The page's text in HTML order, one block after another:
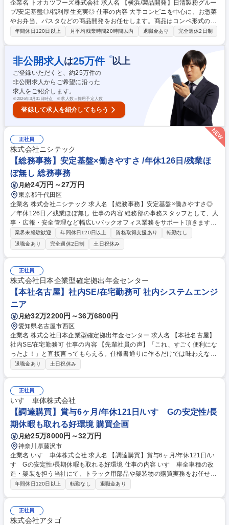
企業名 トオカツフーズ株式会社 求人名 【横浜/製品開発】日清製粉グルー
プ/安定基盤◎/福利厚生充実◎ 仕事の内容 大手コンビニを中心に、お惣菜
やお弁当、パスタなどの商品開発をお任せします。商品はコンペ形式のも
のと、お客様と共同開発を行うものの2種類があります。採用された商品
しましょう。 【仕事の流れ】大手コンビニの担当者様と商品の打合せ →
コンセプト決定 → 試作品作成 → 原価、卸値、売価を決定 → プレゼン資
料を作成 → 営業担当と一緒にプレゼンへ → プレゼンが通ったら商談成立
→ 約2カ月～3カ月後に店頭販売へ ※1つの商品を作るのにかかる期間は、
商品によって差はあるものの、だいたい開発～発売まで半年くらいのイメ
ージです。 募集職種 【横浜/製品開発】日清製粉グループ/安定基盤◎/福利
厚生充実◎
年間休日120日以上 月平均残業時間20時間以内 退職金あり 完全週休2日制
非公開求人 は25万件 ※以上
ご登録いただくと、約25万件の
非公開求人からご希望に沿った
求人をご紹介します。
※2026年3月31日時点 ※求人数＝採用予定人数
登録して求人を紹介してもらう
正社員
株式会社ニシテック
【総務事務】安定基盤×働きやすさ /年休126日/残業ほ
ぼ無し 総務事務
月給24万円～27万円
東京都千代田区
企業名 株式会社ニシテック 求人名 【総務事務】安定基盤×働きやすさ◎
／年休126日／残業ほぼ無し 仕事の内容 総務部の事務スタッフとして、人
事・広報・安全管理など幅広いバックオフィス業務をサポート頂きます。
社内外とのやり取りやデータ入力、各種手続き等、社員が円滑に業務を進
められるよう支えるポジションです。 ＜業務一例＞ ■採用業務サポート
（面接調整、応募者対応、入社書類対応） ■来客・電話・メール対応 ■社
内システムへの情報登録・更新 ■広報・SNS更新サポート 募集職種 【総
務事務】安定基盤×働きやすさ◎／年休126日／残業ほぼ無し
業界未経験歓迎 年間休日120日以上 資格取得支援あり
転勤なし
退職金あり
完全週休2日制 土日祝休み
正社員
株式会社日本企業型確定拠出年金センター
【本社名古屋】社内SE/在宅勤務可 社内システムエンジ
ニア
月給32万2200円～36万6800円
愛知県名古屋市西区
企業名 株式会社日本企業型確定拠出年金センター 求人名 【本社名古屋】
社内SE/在宅勤務可 仕事の内容 【先輩社員の声】「これ、すごく便利にな
ったよ！」と直接言ってもらえる。仕様書通りに作るだけでは味わえなか
った喜びです。『システム作りって楽しい！』そう再確認できる環境で
タントとの調整業務・アカウント権限管理の最適化 〇将来的に・RPA・AI
活用による業務効率化プロジェクト 〇大規模アウトソーシング事業の基盤
となるDX推進プロジェクト など、段階的にスキルアップしながら、より
専門性の高い業務に参画いただきます！ 募集職種 【本社名古屋】社内SE/
在宅勤務可
退職金あり 土日祝休み
正社員
いすゞ車体株式会社
【調達購買】賞与6ヶ月/年休121日/いすゞGの安定性/長
期休暇も取れる好環境 購買企画
月給25万8000円～32万円
神奈川県藤沢市
企業名 いすゞ車体株式会社 求人名 【調達購買】賞与6ヶ月/年休121日/い
すゞGの安定性/長期休暇も取れる好環境 仕事の内容 いすゞ車全車種の改
造・架装を担う当社にて、トラック用部品や架装物の購買実務をお任せ。
サプライヤー選定から価格交渉、発注、納期管理まで幅広く担当します。
調整■入社後はOJTを通じて業務を習得。トラック特装ならではの調達フ
ローを学びます。ゆくゆくは業務効率化など、部門を跨ぐ改善プロジェク
年間休日120日以上 転勤なし 退職金あり
正社員
株式会社アタゴ